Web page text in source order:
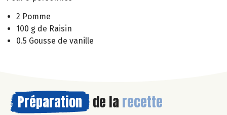
2 Pomme
100 g de Raisin
0.5 Gousse de vanille
Préparation de la recette